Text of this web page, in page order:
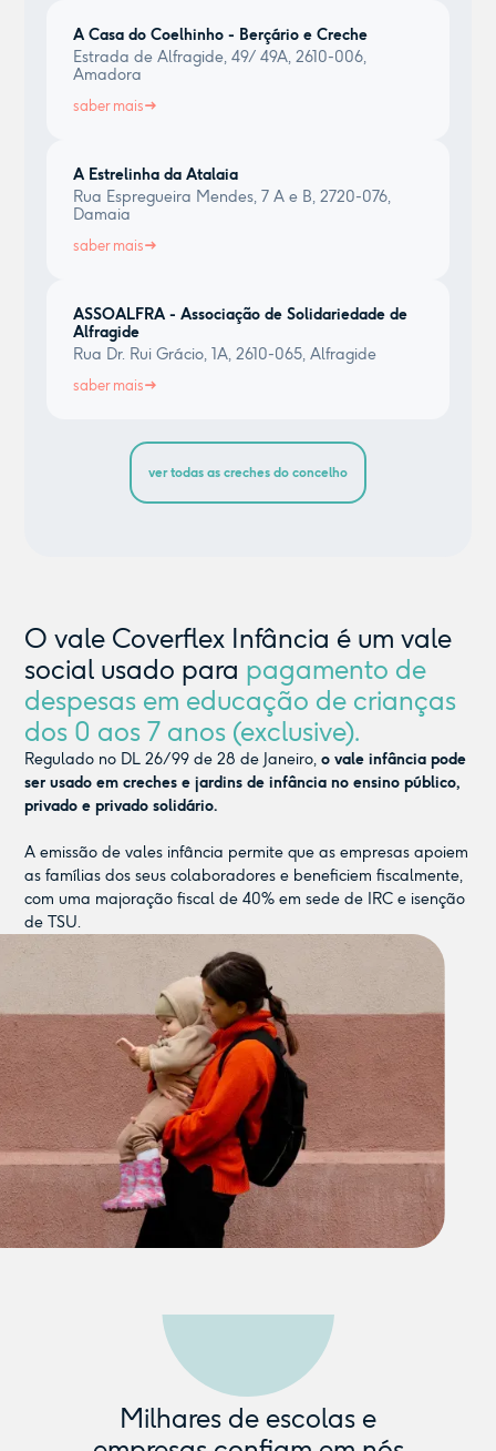
A Casa do Coelhinho - Berçário e Creche
Estrada de Alfragide, 49/ 49A, 2610-006,
Amadora
saber mais
A Estrelinha da Atalaia
Rua Espregueira Mendes, 7 A e B, 2720-076,
Damaia
saber mais
ASSOALFRA - Associação de Solidariedade de
Alfragide
Rua Dr. Rui Grácio, 1A, 2610-065, Alfragide
saber mais
ver todas as creches do concelho
O vale Coverflex Infância é um vale
social usado para pagamento de
despesas em educação de crianças
dos 0 aos 7 anos (exclusive).
Regulado no DL 26/99 de 28 de Janeiro,o vale infância pode
ser usado em creches e jardins de infância no ensino público,
privado e privado solidário.
A emissão de vales infância permite que as empresas apoiem
as famílias dos seus colaboradores e beneficiem fiscalmente,
com uma majoração fiscal de 40% em sede de IRC e isenção
de TSU.
Milhares de escolas e